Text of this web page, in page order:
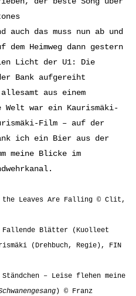
auch das muss nun ab und
Heimweg dann gestern
Licht der U1: Die
Bank aufgereiht
allesamt aus einem
Welt war ein Kaurismäki-
Film – auf der
ich ein Bier aus der
meine Blicke im
the Leaves Are Falling © Clit,
Blätter (Kuolleet
(Drehbuch, Regie), FIN
– Leise flehen meine
) © Franz